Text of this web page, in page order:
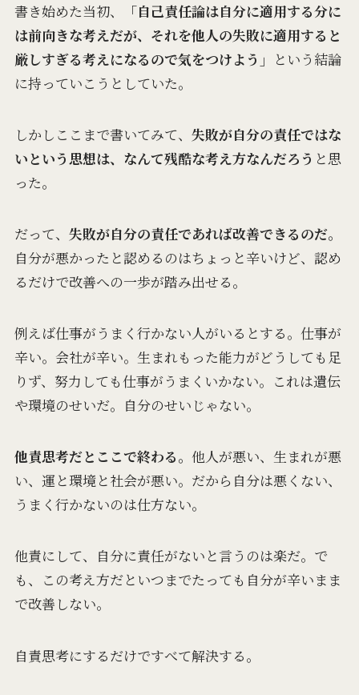
書き始めた当初、
「自己責任論は自分に適用する分に
は前向きな考えだが、それを他人の失敗に適用すると
厳しすぎる考えになるので気をつけよう」 という結論
に持っていこうとしていた。
しかしここまで書いてみて、 失敗が自分の責任ではな
いという思想は、なんて残酷な考え方なんだろう と思
った。
だって、 失敗が自分の責任であれば改善できるのだ。
自分が悪かったと認めるのはちょっと辛いけど、認め
るだけで改善への一歩が踏み出せる。
例えば仕事がうまく行かない人がいるとする。仕事が
辛い。会社が辛い。生まれもった能力がどうしても足
りず、努力しても仕事がうまくいかない。これは遺伝
や環境のせいだ。自分のせいじゃない。
他責思考だとここで終わる。 他人が悪い、生まれが悪
い、運と環境と社会が悪い。だから自分は悪くない、
うまく行かないのは仕方ない。
他責にして、自分に責任がないと言うのは楽だ。で
も、この考え方だといつまでたっても自分が辛いまま
で改善しない。
自責思考にするだけですべて解決する。